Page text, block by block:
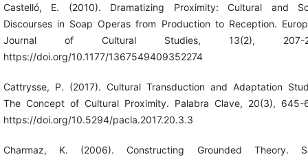
Castelló, E. (2010). Dramatizing Proximity: Cultural and
Discourses in Soap Operas from Production to Reception.
Journal of Cultural Studies, 13(2), 207-
https://doi.org/10.1177/1367549409352274
Cattrysse, P. (2017). Cultural Transduction and Adaptation
The Concept of Cultural Proximity. Palabra Clave, 20(3), 645-
https://doi.org/10.5294/pacla.2017.20.3.3
Charmaz, K. (2006). Constructing Grounded Theory.